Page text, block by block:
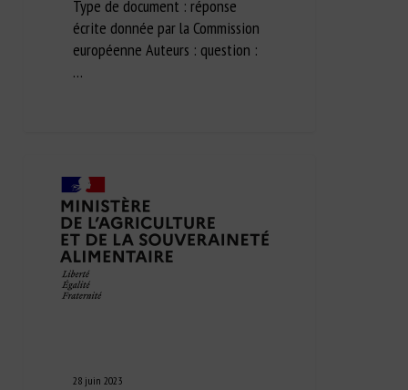
Type de document : réponse
écrite donnée par la Commission
européenne Auteurs : question :
…
28 juin 2023